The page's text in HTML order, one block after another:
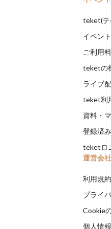
teket(テ
イベン
ご利用
teketの
ライブ
teket利
資料・
登録済
teketロ
運営会
利用規約
プライ
Cookie
個人情